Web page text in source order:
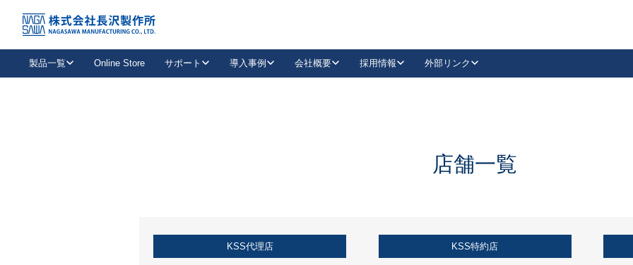
製品一覧
抗ウイルス・抗菌製品
キーレックスを品番からお探しいただけます。
Online Store サポート
取扱店情報
お役立ち情報
導入事例
企業様採用事例
会社概要 採用情報 外部リンク
LinkedIn
KSS加盟店・取扱店情報
店舗一覧
店舗一覧
KSS代理店 KSS特約店